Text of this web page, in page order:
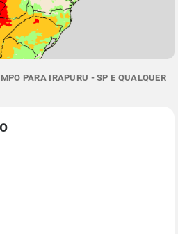
PARA IRAPURU - SP E QUALQUER